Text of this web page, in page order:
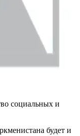
социальных и
будет и